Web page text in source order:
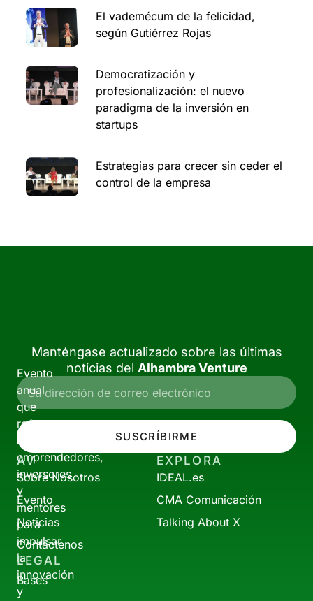
El vademécum de la felicidad,
según Gutiérrez Rojas
Democratización y
profesionalización: el nuevo
paradigma de la inversión en
startups
Estrategias para crecer sin ceder el
control de la empresa
Evento
anual
que
reúne
a
emprendedores,
inversores
y
mentores
para
impulsar
la
innovación
y
Manténgase actualizado sobre las últimas
noticias del Alhambra Venture
SUSCRÍBIRME
AV
Sobre Nosotros
Evento
Noticias
Contáctenos
EXPLORA
IDEAL.es
CMA Comunicación
Talking About X
LEGAL
Bases